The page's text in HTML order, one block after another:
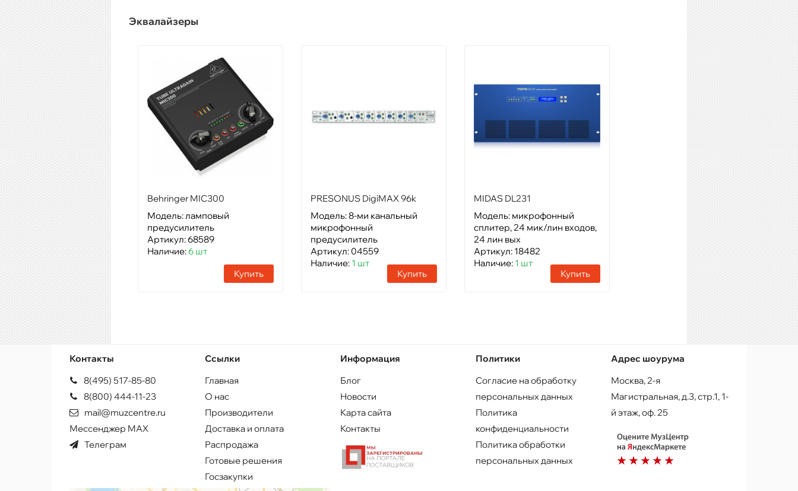
Эквалайзеры
Behringer MIC300
Модель: ламповый
предусилитель
Артикул: 68589
Наличие:6 шт
Купить
PRESONUS DigiMAX 96k
Модель: 8-ми канальный
микрофонный
предусилитель
Артикул: 04559
Наличие: 1 шт
Купить
MIDAS DL231
Модель: микрофонный
сплитер, 24 мик/лин входов,
24 лин вых
Артикул: 18482
Наличие: 1 шт
Купить
Контакты
8(495) 517-85-80
8(800) 444-11-23
mail@muzcentre.ru
Мессенджер MAX
Телеграм
Ссылки
Главная
О нас
Производители
Доставка и оплата
Распродажа
Готовые решения
Госзакупки
Информация
Блог
Новости
Карта сайта
Контакты
Политики
Согласие на обработку
персональных данных
Политика
конфиденциальности
Политика обработки
персональных данных
Адрес шоурума
Москва, 2-я
Магистральная, д.3, стр.1, 1-
й этаж, оф. 25